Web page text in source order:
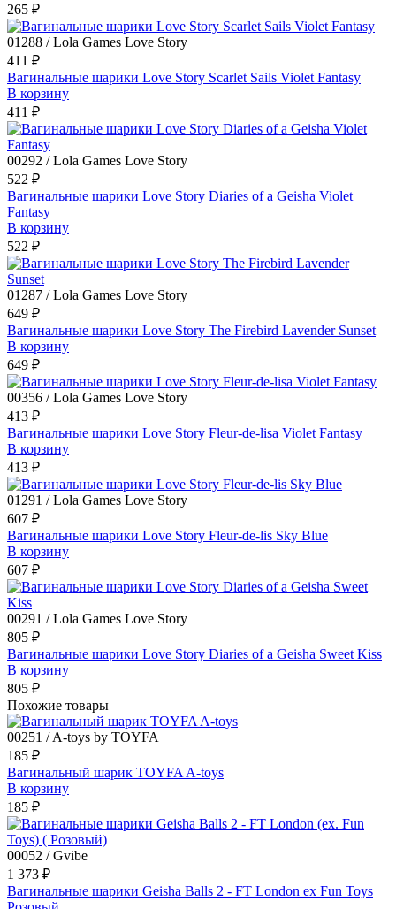
265 ₽
01288 / Lola Games Love Story
411 ₽
Вагинальные шарики Love Story Scarlet Sails Violet Fantasy
В корзину
411 ₽
00292 / Lola Games Love Story
522 ₽
Вагинальные шарики Love Story Diaries of a Geisha Violet
Fantasy
В корзину
522 ₽
01287 / Lola Games Love Story
649 ₽
Вагинальные шарики Love Story The Firebird Lavender Sunset
В корзину
649 ₽
00356 / Lola Games Love Story
413 ₽
Вагинальные шарики Love Story Fleur-de-lisa Violet Fantasy
В корзину
413 ₽
01291 / Lola Games Love Story
607 ₽
Вагинальные шарики Love Story Fleur-de-lis Sky Blue
В корзину
607 ₽
00291 / Lola Games Love Story
805 ₽
Вагинальные шарики Love Story Diaries of a Geisha Sweet Kiss
В корзину
805 ₽
Похожие товары
00251 / A-toys by TOYFA
185 ₽
Вагинальный шарик TOYFA A-toys
В корзину
185 ₽
00052 / Gvibe
1 373 ₽
Вагинальные шарики Geisha Balls 2 - FT London ex Fun Toys